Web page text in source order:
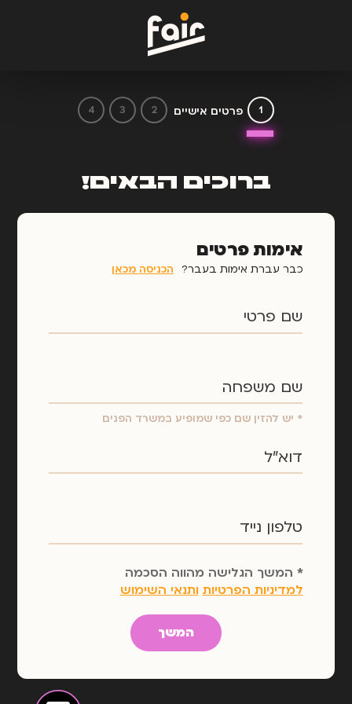
פרטים אישיים
ברוכים הבאים!
אימות פרטים
כבר עברת אימות בעבר? הכניסה מכאן
שם פרטי
שם משפחה
* יש להזין שם כפי שמופיע במשרד הפנים
דוא"ל
טלפון נייד
* המשך הגלישה מהווה הסכמה
למדיניות הפרטיות ותנאי השימוש
המשך